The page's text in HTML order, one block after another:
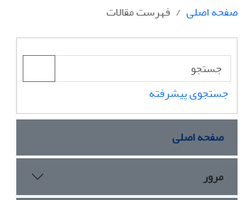
صفحه اصلی
فهرست مقالات
جستجوی پیشرفته
صفحه اصلی
مرور